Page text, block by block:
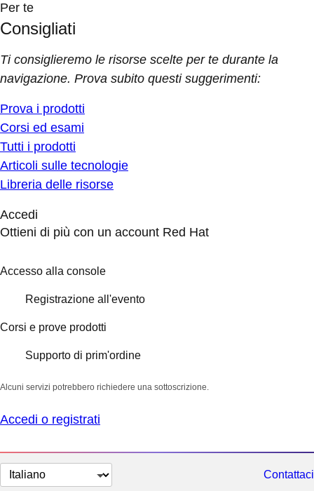
Per te
Consigliati
Ti consiglieremo le risorse scelte per te durante la
navigazione. Prova subito questi suggerimenti:
Prova i prodotti
Corsi ed esami
Tutti i prodotti
Articoli sulle tecnologie
Libreria delle risorse
Accedi
Ottieni di più con un account Red Hat
Accesso alla console
Registrazione all'evento
Corsi e prove prodotti
Supporto di prim'ordine
Alcuni servizi potrebbero richiedere una sottoscrizione.
Accedi o registrati
Cambia
Contattaci